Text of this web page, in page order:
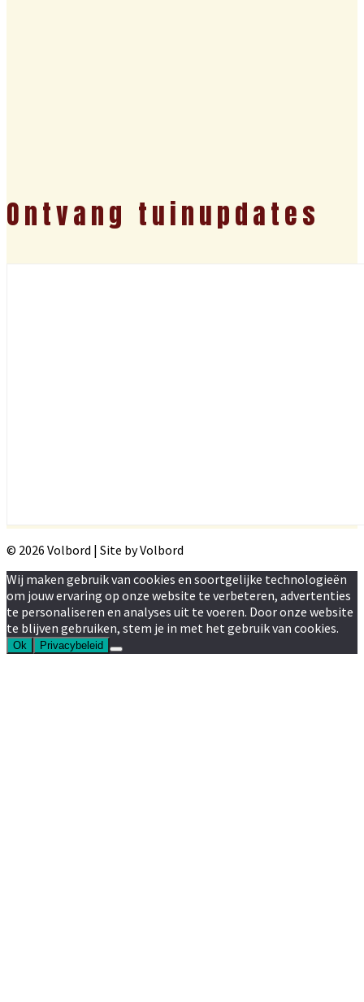
Ontvang tuinupdates
© 2026 Volbord | Site by Volbord
Wij maken gebruik van cookies en soortgelijke technologieën
om jouw ervaring op onze website te verbeteren, advertenties
te personaliseren en analyses uit te voeren. Door onze website
te blijven gebruiken, stem je in met het gebruik van cookies.
Ok Privacybeleid